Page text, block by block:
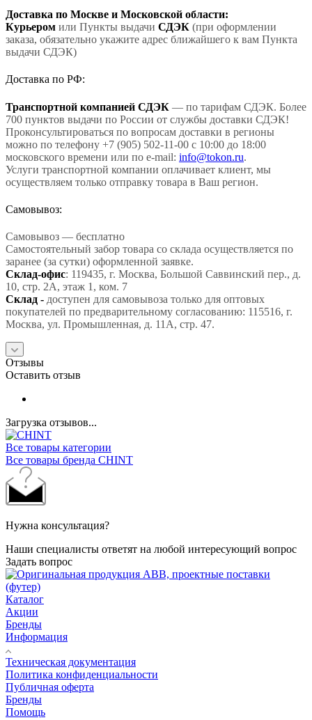
Доставка по Москве и Московской области:
Курьером или Пункты выдачи СДЭК (при оформлении
заказа, обязательно укажите адрес ближайшего к вам Пункта
выдачи СДЭК)
Доставка по РФ:
Транспортной компанией СДЭК — по тарифам СДЭК. Более
700 пунктов выдачи по России от службы доставки СДЭК!
Проконсультироваться по вопросам доставки в регионы
можно по телефону +7 (905) 502-11-00 с 10:00 до 18:00
московского времени или по e-mail: info@tokon.ru.
Услуги транспортной компании оплачивает клиент, мы
осуществляем только отправку товара в Ваш регион.
Самовывоз:
Самовывоз — бесплатно
Самостоятельный забор товара со склада осуществляется по
заранее (за сутки) оформленной заявке.
Склад-офис: 119435, г. Москва, Большой Саввинский пер., д.
10, стр. 2А, этаж 1, ком. 7
Склад - доступен для самовывоза только для оптовых
покупателей по предварительному согласованию: 115516, г.
Москва, ул. Промышленная, д. 11А, стр. 47.
Отзывы
Оставить отзыв
Загрузка отзывов...
Все товары категории
Все товары бренда CHINT
Нужна консультация?
Наши специалисты ответят на любой интересующий вопрос
Задать вопрос
Каталог
Акции
Бренды
Информация
Техническая документация
Политика конфиденциальности
Публичная оферта
Бренды
Помощь